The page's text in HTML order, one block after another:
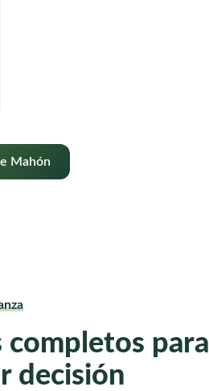
Mahón
completos para
decisión